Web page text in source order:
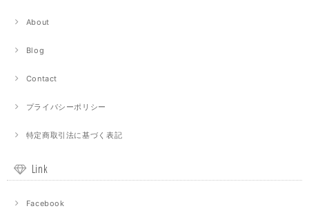
About
Blog
Contact
プライバシーポリシー
特定商取引法に基づく表記
Link
Facebook